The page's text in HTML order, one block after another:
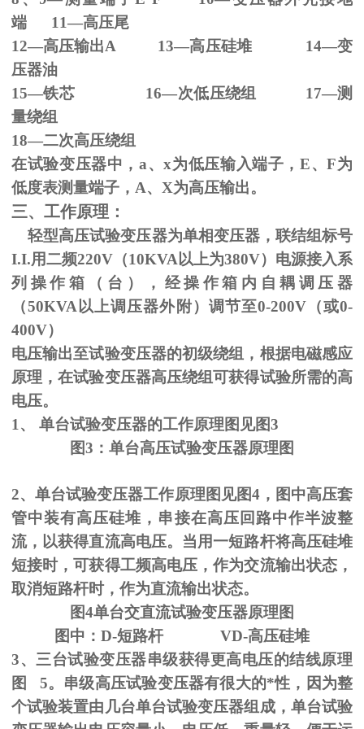
端 11—高压尾
12—高压输出A 13—高压硅堆 14—变
压器油
15—铁芯 16—次低压绕组 17—测
量绕组
18—二次高压绕组
在试验变压器中，a、x为低压输入端子，E、F为
低度表测量端子， A、 X为高压输出。
三、工作原理：
轻型高压试验变压器为单相变压器，联结组标号
I.I.用二频220V （10KVA 以上为380V）电源接入系
列操作箱（台），经操作箱内自耦调压器
（50KVA 以上调压器外附）调节至0-200V（或0-
400V）
电压输出至试验变压器的初级绕组，根据电磁感应
原理，在试验变压器高压绕组可获得试验所需的高
电压。
1、 单台试验变压器的工作原理图见图3
图3 ：单台高压试验变压器原理图
2、单台试验变压器工作原理图见图4 ，图中高压套
管中装有高压硅堆，串接在高压回路中作半波整
流，以获得直流高电压。当用一短路杆将高压硅堆
短接时，可获得工频高电压，作为交流输出状态，
取消短路杆时，作为直流输出状态。
图4单台交直流试验变压器原理图
图中： D-短路杆 VD-高压硅堆
3、三台试验变压器串级获得更高电压的结线原理
图 5。串级高压试验变压器有很大的*性，因为整
个试验装置由几台单台试验变压器组成，单台试验